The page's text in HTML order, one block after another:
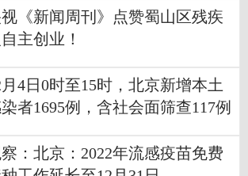
《新闻周刊》点赞蜀山区残疾
自主创业！
月4日0时至15时，北京新增本土
者1695例，含社会面筛查117例
：北京：2022年流感疫苗免费